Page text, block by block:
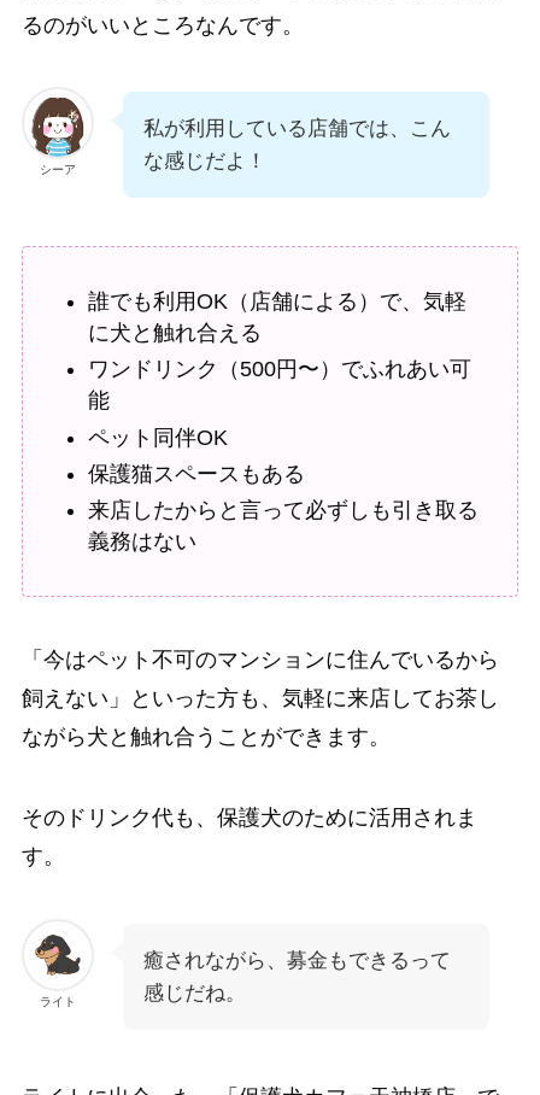
るのがいいところなんです。
シーア
私が利用している店舗では、こん
な感じだよ！
誰でも利用OK（店舗による）で、気軽
に犬と触れ合える
ワンドリンク（500円〜）でふれあい可
能
ペット同伴OK
保護猫スペースもある
来店したからと言って必ずしも引き取る
義務はない
「今はペット不可のマンションに住んでいるから
飼えない」といった方も、気軽に来店してお茶し
ながら犬と触れ合うことができます。
そのドリンク代も、保護犬のために活用されま
す。
ライト
癒されながら、募金もできるって
感じだね。